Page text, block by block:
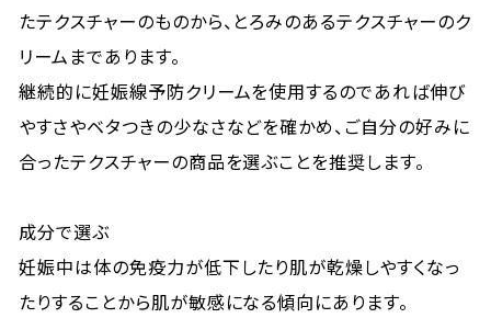
たテクスチャーのものから、とろみのあるテクスチャーのク
リームまであります。
継続的に妊娠線予防クリームを使用するのであれば伸び
やすさやベタつきの少なさなどを確かめ、ご自分の好みに
合ったテクスチャーの商品を選ぶことを推奨します。
成分で選ぶ
妊娠中は体の免疫力が低下したり肌が乾燥しやすくなっ
たりすることから肌が敏感になる傾向にあります。